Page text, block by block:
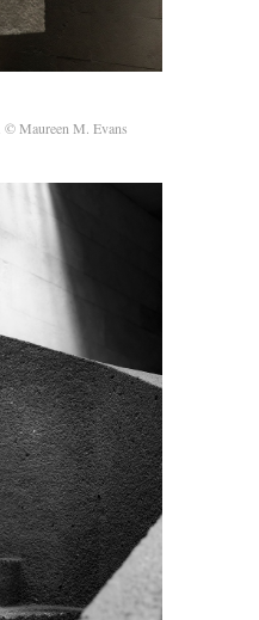
© Maureen M. Evans